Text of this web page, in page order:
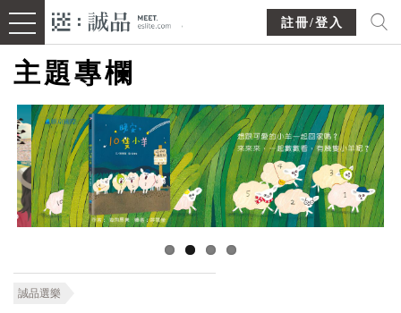
註冊/登入
主題專欄
誠品選樂